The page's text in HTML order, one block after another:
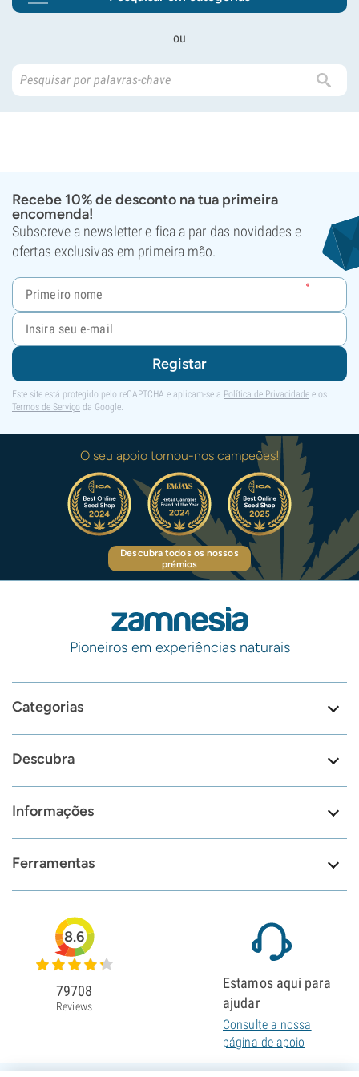
ou
Recebe 10% de desconto na tua primeira
encomenda!
Subscreve a newsletter e fica a par das novidades e
ofertas exclusivas em primeira mão.
Registar
Este site está protegido pelo reCAPTCHA e aplicam-se a Política de Privacidade e os
Termos de Serviço da Google.
O seu apoio tornou-nos campeões!
Descubra todos os nossos
prémios
Pioneiros em experiências naturais
Categorias
Descubra
Informações
Ferramentas
8.6
79708
Reviews
Estamos aqui para
ajudar
Consulte a nossa
página de apoio